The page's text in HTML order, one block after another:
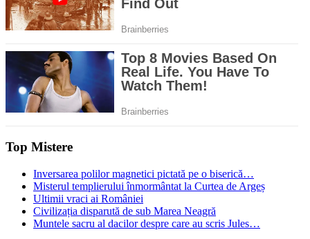
Top Mistere
Inversarea polilor magnetici pictată pe o biserică…
Misterul templierului înmormântat la Curtea de Argeș
Ultimii vraci ai României
Civilizația disparută de sub Marea Neagră
Muntele sacru al dacilor despre care au scris Jules…